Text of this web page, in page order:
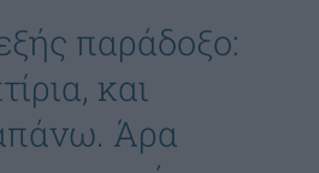
παράδοξο:
και
Άρα